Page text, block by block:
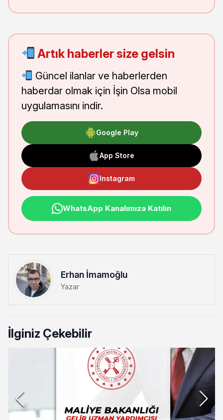
Artık haberler size gelsin
Güncel ilanlar ve haberlerden
haberdar olmak için İşin Olsa mobil
uygulamasını indir.
Google Play
App Store
Instagram
WhatsApp Kanalımıza Katılın
Erhan İmamoğlu
Yazar
İlginiz Çekebilir